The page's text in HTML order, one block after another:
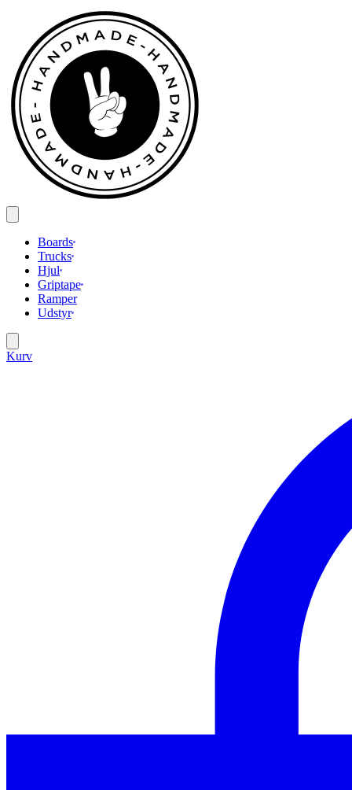
indhold
Boards
Trucks
Hjul
Griptape
Ramper
Udstyr
Search
open
Kurv